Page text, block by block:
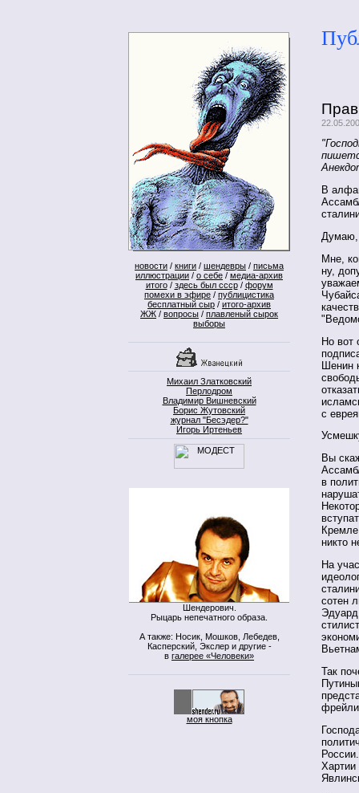
новости / книги / шендевры / письма
иллюстрации / о себе / медиа-архив
итого/ здесь был ссср/ форум
помехи в эфире / публицистика
бесплатный сыр / итого-архив
ЖЖ / вопросы / плавленый сырок
выборы
Михаил Златковский
Перлодром
Владимир Вишневский
Борис Жутовский
журнал "Бесэдер?"
Игорь Иртеньев
Шендерович.
Рыцарь непечатного образа.
А также: Носик, Мошков, Лебедев,
Касперский, Экслер и другие -
в галерее «Человеки»
моя кнопка
В
Думаю,
Мне,
ну,
Но вот
Шенин
с
Вы
в
никто
На
сотен
Так
Хартии